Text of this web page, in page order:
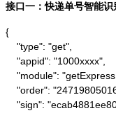
接口一：快递单号智能识
{
    "type": "get",
    "appid": "1000xxxx",
"module":
"order":
"sign":